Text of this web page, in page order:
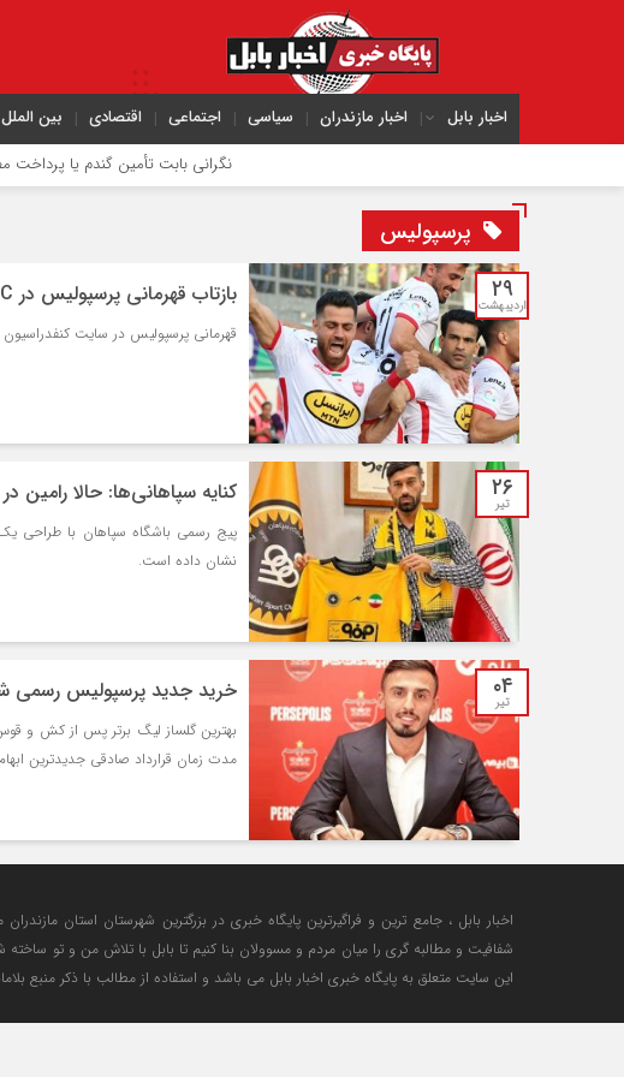
اخبار بابل اخبار مازندران سیاسی اجتماعی اقتصادی بین الملل
نگرانی بابت تأمین گندم یا پرداخت
پرسپولیس
۲۹
اردیبهشت بازتاب قهرمانی پرسپولیس در AFC
قهرمانی پرسپولیس در سایت کنفدراسیون
۲۶
تیر کنایه سپاهانی‌ها: حالا رامین
پیج رسمی باشگاه سپاهان با طراحی
نشان داده است.
۰۴
تیر خرید جدید پرسپولیس رسمی
بهترین گلساز لیگ برتر پس از کش و
مدت زمان قرارداد صادقی جدیدترین
اخبار بابل ، جامع ترین و فراگیرترین پایگاه خبری در بزرگترین شهرستان استان
شفافیت و مطالبه گری را میان مردم و مسوولان بنا کنیم تا بابل با تلاش من و تو
این سایت متعلق به پایگاه خبری اخبار بابل می باشد و استفاده از مطالب با ذکر منبع